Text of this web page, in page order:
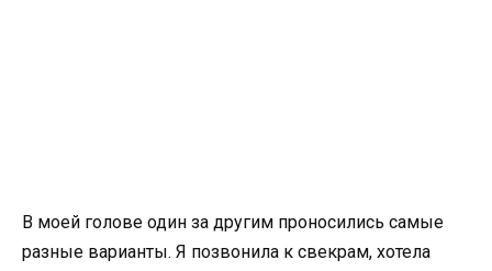
В моей голове один за другим проносились самые
разные варианты. Я позвонила к свекрам, хотела